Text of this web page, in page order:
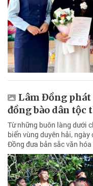
Lâm Đồng phát
đồng bào dân tộc
Từ những buôn làng dưới
biển vùng duyên hải,
Đồng đưa bản sắc văn